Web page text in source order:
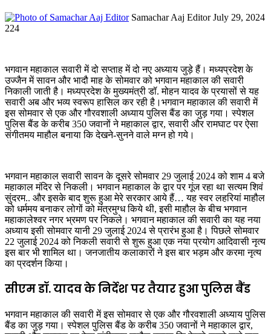
Samachar Aaj Editor Send
July 29, 2024
224
भगवान महाकाल सवारी में दो सप्ताह में दो नए अध्याय जुड़े हैं। मध्यप्रदेश के
उज्जैन में सावन और भादौ माह के सोमवार को भगवान महाकाल की सवारी
निकाली जाती है। मध्यप्रदेश के मुख्यमंत्री डॉ. मोहन यादव के प्रयासों से यह
सवारी अब और भव्य स्वरूप हासिल कर रही है।भगवान महाकाल की सवारी में
इस सोमवार से एक और गौरवशाली अध्याय पुलिस बैंड का जुड़ गया। स्पेशल
पुलिस बैंड के करीब 350 जवानों ने महाकाल द्वार, सवारी और रामघाट पर ऐसा
संगीतमय माहौल बनाया कि देखने-सुनने वाले मग्न हो गये।
भगवान महाकाल सवारी सावन के दूसरे सोमवार 29 जुलाई 2024 को शाम 4 बजे
महाकाल मंदिर से निकली। भगवान महाकाल के द्वार पर गूंज रहा था सत्यम शिवं
सुंदरम.. और इसके बाद शुरू हुआ मेरे सरकार आये हैं… यह स्वर लहरियां माहौल
को धर्ममय बनाकर लोगों को मंत्रमुग्ध किये थी, इसी माहौल के बीच भगवान
महाकालेश्वर नगर भ्रमण पर निकले। भगवान महाकाल की सवारी का यह नया
अध्याय इसी सोमवार यानी 29 जुलाई 2024 से प्रारंभ हुआ है। पिछले सोमवार
22 जुलाई 2024 को निकली सवारी से शुरू हुआ एक नया प्रयोग आदिवासी नृत्य
इस बार भी शामिल था। जनजातीय कलाकारों ने इस बार भड़म और करमा नृत्य
का प्रदर्शन किया।
सीएम डॉ. यादव के निर्देश पर तैयार हुआ पुलिस बैंड
भगवान महाकाल की सवारी में इस सोमवार से एक और गौरवशाली अध्याय पुलिस
बैंड का जुड़ गया। स्पेशल पुलिस बैंड के करीब 350 जवानों ने महाकाल द्वार,